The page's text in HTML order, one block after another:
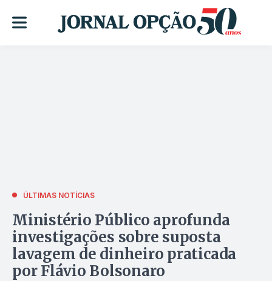
ÚLTIMAS NOTÍCIAS
Ministério Público aprofunda
investigações sobre suposta
lavagem de dinheiro praticada
por Flávio Bolsonaro